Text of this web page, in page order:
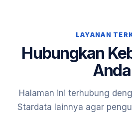
LAYANAN
Hubungkan
Anda
Halaman ini terhubung
Stardata lainnya agar